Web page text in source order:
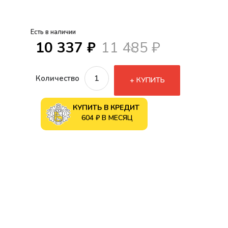
Есть в наличии
10 337 ₽ 11 485 ₽
Количество КУПИТЬ
КУПИТЬ В КРЕДИТ
604 ₽ В МЕСЯЦ